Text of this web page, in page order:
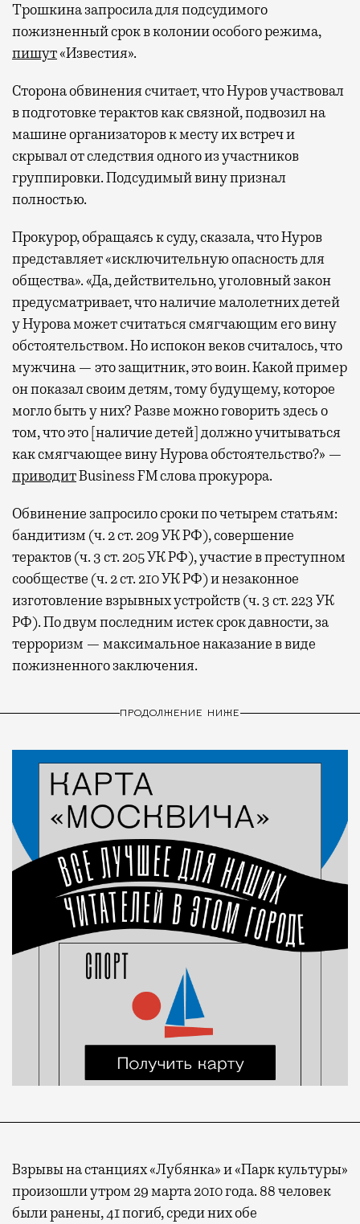
Трошкина запросила для подсудимого
пожизненный срок в колонии особого режима,
пишут«Известия».
Сторона обвинения считает, что Нуров участвовал
в подготовке терактов как связной, подвозил на
машине организаторов к месту их встреч и
скрывал от следствия одного из участников
группировки. Подсудимый вину признал
полностью.
Прокурор, обращаясь к суду, сказала, что Нуров
представляет «исключительную опасность для
общества». «Да, действительно, уголовный закон
предусматривает, что наличие малолетних детей
у Нурова может считаться смягчающим его вину
обстоятельством. Но испокон веков считалось, что
мужчина — это защитник, это воин. Какой пример
он показал своим детям, тому будущему, которое
могло быть у них? Разве можно говорить здесь о
том, что это [наличие детей] должно учитываться
как смягчающее вину Нурова обстоятельство?» —
приводитBusiness FM слова прокурора.
Обвинение запросило сроки по четырем статьям:
бандитизм (ч. 2 ст. 209 УК РФ), совершение
терактов (ч. 3 ст. 205 УК РФ), участие в преступном
сообществе (ч. 2 ст. 210 УК РФ) и незаконное
изготовление взрывных устройств (ч. 3 ст. 223 УК
РФ). По двум последним истек срок давности, за
терроризм — максимальное наказание в виде
пожизненного заключения.
ПРОДОЛЖЕНИЕ НИЖЕ
Взрывы на станциях «Лубянка» и «Парк культуры»
произошли утром 29 марта 2010 года. 88 человек
были ранены, 41 погиб, среди них обе